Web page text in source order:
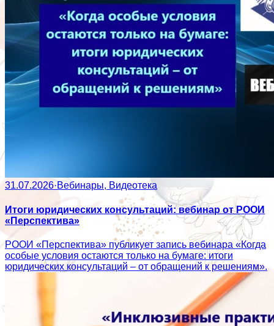
31.07.2026·Вебинары, Видеотека
Итоги юридических консультаций: вебинар от РООИ
«Перспектива»
РООИ «Перспектива» публикует запись вебинара «Когда
особые условия остаются только на бумаге: итоги
юридических консультаций – от обращений к решениям».